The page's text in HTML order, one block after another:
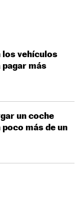
los vehículos
más
un coche
más de un